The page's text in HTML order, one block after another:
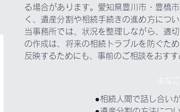
る場合があります。愛知県豊川市・豊橋
く、遺産分割や相続手続きの進め方につ
当事務所では、状況を整理しながら、適
の作成は、将来の相続トラブルを防ぐた
反映するためにも、事前のご相談をおすす
●相続人間で話し合い